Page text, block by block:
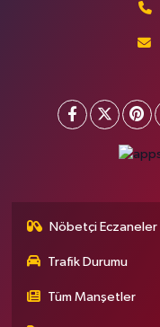
Nöbetçi Eczaneler
Trafik Durumu
Tüm Manşetler